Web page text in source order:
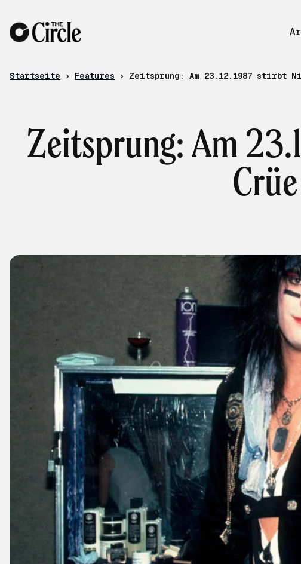
Startseite › Features › Zeitsprung: Am 23.12.1987 stirbt
Zeitsprung: Am